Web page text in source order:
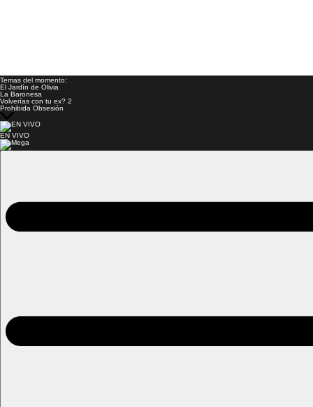
Temas del momento:
El Jardín de Olivia
La Baronesa
Volverías con tu ex? 2
Prohibida Obsesión
EN VIVO